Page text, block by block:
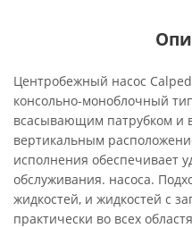
Центробежный насос
консольно-моноблочный
всасывающим патрубком и
вертикальным
исполнения обеспечивает
обслуживания. насоса.
жидкостей, и жидкостей с
практически во всех